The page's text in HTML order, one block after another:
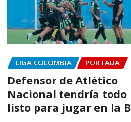
LIGA COLOMBIA PORTADA
Defensor de Atlético
Nacional tendría todo
listo para jugar en la B